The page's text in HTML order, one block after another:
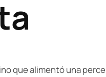
que alimentó una